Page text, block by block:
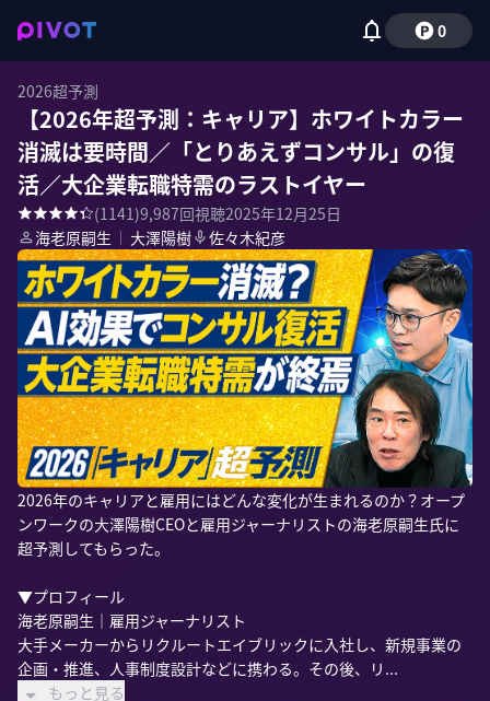
0
2026超予測
【2026年超予測：キャリア】ホワイトカラー
消滅は要時間／「とりあえずコンサル」の復
活／大企業転職特需のラストイヤー
(1141)9,987回視聴2025年12月25日
海老原嗣生 ｜ 大澤陽樹 佐々木紀彦
2026年のキャリアと雇用にはどんな変化が生まれるのか？オープ
ンワークの大澤陽樹CEOと雇用ジャーナリストの海老原嗣生氏に
超予測してもらった。
▼プロフィール
海老原嗣生｜雇用ジャーナリスト
大手メーカーからリクルートエイブリックに入社し、新規事業の
企画・推進、人事制度設計などに携わる。その後、リ...
もっと見る